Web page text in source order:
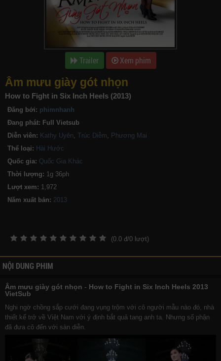
Trailer Xem phim
Âm mưu giày gót nhọn
How to Fight in Six Inch Heels (2013)
Đăng bởi: phimnhanh
Đang phát: Full Vietsub
Diễn viên: Kathy Uyên, Trúc Diễm, Phương Mai
Thể loại: Hài Hước
Quốc gia: Quốc Gia Khác
Thời lượng: 1g 36ph
Lượt xem: 1,972
Năm xuất bản:
(0.0 đ/0 lượt)
NỘI DUNG PHIM
Âm mưu giày gót nhọn - How to Fight in Six Inch Heels 2013
VietSub
Nghi ngờ chồng sắp cưới đang vụng trộm với cô người mẫu nào đó, nhà
thiết kế trở về Việt Nam với ý định bắt quả tang anh ta. Nhưng số phận
đã đưa cô đến với sàn diễn.